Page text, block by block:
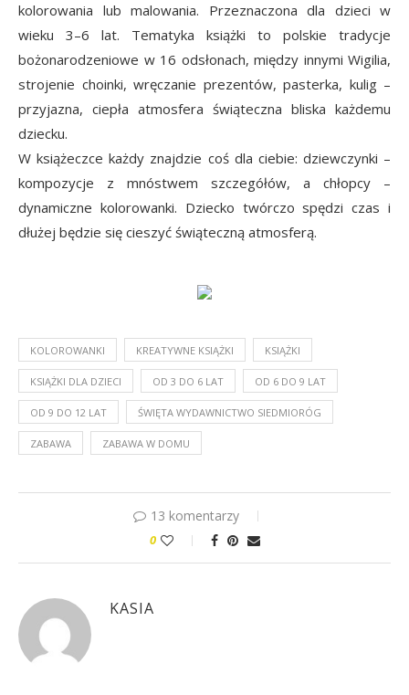
kolorowania lub malowania. Przeznaczona dla dzieci w
wieku 3–6 lat. Tematyka książki to polskie tradycje
bożonarodzeniowe w 16 odsłonach, między innymi Wigilia,
strojenie choinki, wręczanie prezentów, pasterka, kulig –
przyjazna, ciepła atmosfera świąteczna bliska każdemu
dziecku.
W książeczce każdy znajdzie coś dla ciebie: dziewczynki –
kompozycje z mnóstwem szczegółów, a chłopcy –
dynamiczne kolorowanki. Dziecko twórczo spędzi czas i
dłużej będzie się cieszyć świąteczną atmosferą.
KOLOROWANKI KREATYWNE KSIĄŻKI KSIĄŻKI
KSIĄŻKI DLA DZIECI OD 3 DO 6 LAT OD 6 DO 9 LAT
OD 9 DO 12 LAT ŚWIĘTA WYDAWNICTWO SIEDMIORÓG
ZABAWA ZABAWA W DOMU
13 komentarzy
0
KASIA